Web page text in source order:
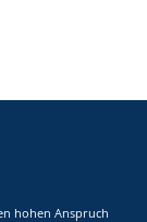
hohen Anspruch